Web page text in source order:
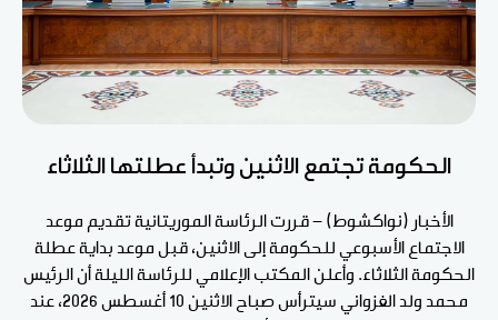
الحكومة تجتمع الاثنين وتبدأ عطلتها الثلاثاء
الأخبار (نواكشوط) - قررت الرئاسة الموريتانية تقديم موعد
الاجتماع الأسبوعي للحكومة إلى الاثنين، قبل موعد بداية عطلة
الحكومة الثلاثاء. وأعلن المكتب الإعلامي للرئاسة الليلة أن الرئيس
محمد ولد الغزواني سيترأس صباح الاثنين 10 أغسطس 2026، عند